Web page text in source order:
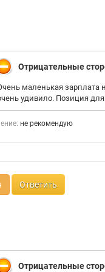
Отрицательные
маленькая зарплата
удивило. Позиция
не рекомендую
Ответить
Отрицательные